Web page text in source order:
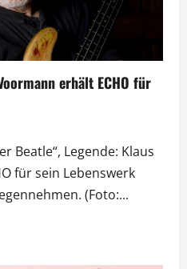
erhält ECHO für
Beatle“, Legende: Klaus
für sein Lebenswerk
(Foto:...